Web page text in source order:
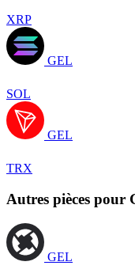
XRP
GEL
SOL
GEL
TRX
Autres pièces
GEL